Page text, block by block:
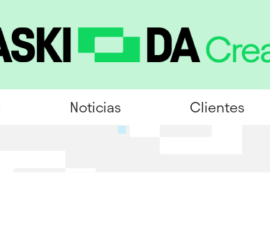
Noticias Clientes